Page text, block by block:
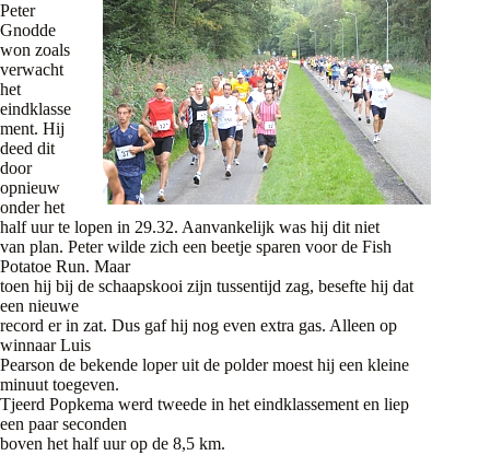
Peter
Gnodde
won zoals
verwacht
het
eindklasse
ment. Hij
deed dit
door
opnieuw
onder het
half uur te lopen in 29.32. Aanvankelijk was hij dit niet
van plan. Peter wilde zich een beetje sparen voor de Fish
Potatoe Run. Maar
toen hij bij de schaapskooi zijn tussentijd zag, besefte hij dat
een nieuwe
record er in zat. Dus gaf hij nog even extra gas. Alleen op
winnaar Luis
Pearson de bekende loper uit de polder moest hij een kleine
minuut toegeven.
Tjeerd Popkema werd tweede in het eindklassement en liep
een paar seconden
boven het half uur op de 8,5 km.